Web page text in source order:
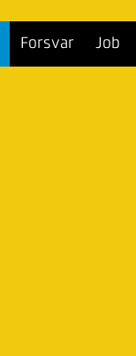
Forsvar Job